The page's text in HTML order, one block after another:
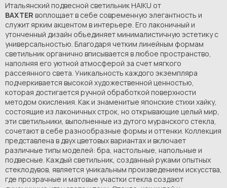
Итальянский подвесной светильник HAIKU от
BAXTER воплощает в себе современную элегантность и
служит ярким акцентом в интерьере. Его лаконичный и
утонченный дизайн объединяет минималистичную эстетику с
универсальностью. Благодаря четким линейным формам
светильник органично вписывается в любое пространство,
наполняя его уютной атмосферой за счет мягкого
рассеянного света. Уникальность каждого экземпляра
подчеркивается высокой художественной ценностью,
которая достигается ручной обработкой поверхности
методом окисления. Как и знаменитые японские стихи хайку,
состоящие из лаконичных строк, но открывающие целый мир,
эти светильники, выполненные из дутого муранского стекла,
сочетают в себе разнообразные формы и оттенки. Коллекция
представлена в двух цветовых вариантах и включает
различные типы моделей: бра, настольные, напольные и
подвесные. Каждый светильник, созданный руками опытных
стеклодувов, является уникальным произведением искусства,
где прозрачные и матовые участки стекла создают